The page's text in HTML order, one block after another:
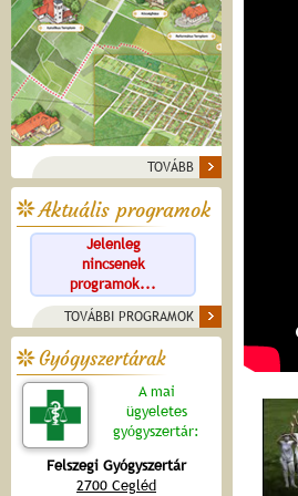
TOVÁBB
Aktuális programok
Jelenleg
nincsenek
programok...
TOVÁBBI PROGRAMOK
Gyógyszertárak
A mai
ügyeletes
gyógyszertár:
Felszegi Gyógyszertár
2700 Cegléd